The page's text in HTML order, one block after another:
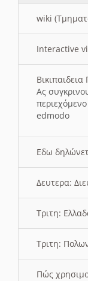
wiki
Interactive
Ας
edmodo
Εδω
Δευτερα:
Τριτη:
Τριτη:
Πώς